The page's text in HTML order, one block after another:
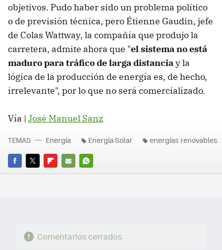
objetivos. Pudo haber sido un problema político
o de previsión técnica, pero Étienne Gaudin, jefe
de Colas Wattway, la compañía que produjo la
carretera, admite ahora que "el sistema no está
maduro para tráfico de larga distanciay la
lógica de la producción de energía es, de hecho,
irrelevante", por lo que no será comercializado.
Vía | José Manuel Sanz
FACEBOOK
TWITTERFLIPBOARD
E-
WHATSAPP
TEMAS Energía Energía Solar energías renovables
Comentarios cerrados